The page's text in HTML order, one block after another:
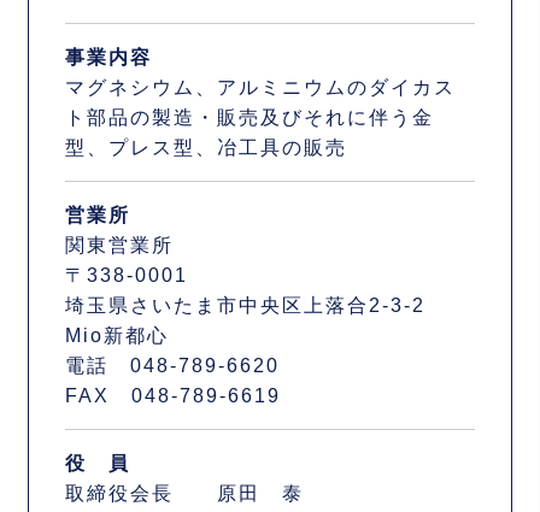
事業内容
マグネシウム、アルミニウムのダイカス
ト部品の製造・販売及びそれに伴う金
型、プレス型、冶工具の販売
営業所
関東営業所
〒338-0001
埼玉県さいたま市中央区上落合2-3-2
Mio新都心
電話 048-789-6620
FAX 048-789-6619
役 員
取締役会長 原田 泰